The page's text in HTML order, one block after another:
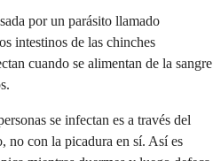
por un parásito llamado
intestinos de las chinches
cuando se alimentan de la sangre
se infectan es a través del
no con la picadura en sí. Así es